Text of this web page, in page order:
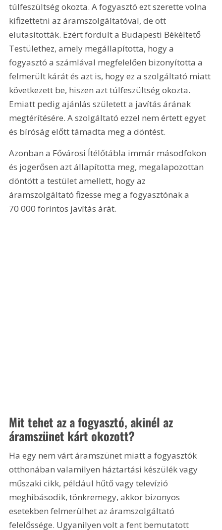
túlfeszültség okozta. A fogyasztó ezt szerette volna
kifizettetni az áramszolgáltatóval, de ott
elutasították. Ezért fordult a Budapesti Békéltető
Testülethez, amely megállapította, hogy a
fogyasztó a számlával megfelelően bizonyította a
felmerült kárát és azt is, hogy ez a szolgáltató miatt
következett be, hiszen azt túlfeszültség okozta.
Emiatt pedig ajánlás született a javítás árának
megtérítésére. A szolgáltató ezzel nem értett egyet
és bíróság előtt támadta meg a döntést.
Azonban a Fővárosi Ítélőtábla immár másodfokon
és jogerősen azt állapította meg, megalapozottan
döntött a testület amellett, hogy az
áramszolgáltató fizesse meg a fogyasztónak a
70 000 forintos javítás árát.
Mit tehet az a fogyasztó, akinél az
áramszünet kárt okozott?
Ha egy nem várt áramszünet miatt a fogyasztók
otthonában valamilyen háztartási készülék vagy
műszaki cikk, például hűtő vagy televízió
meghibásodik, tönkremegy, akkor bizonyos
esetekben felmerülhet az áramszolgáltató
felelőssége. Ugyanilyen volt a fent bemutatott